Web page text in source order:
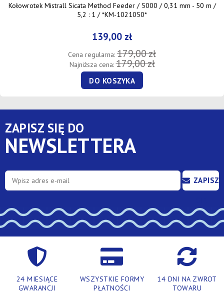
Kołowrotek Mistrall Sicata Method Feeder / 5000 / 0,31 mm - 50 m /
5,2 : 1 / *KM-1021050*
139,00 zł
Cena regularna: 179,00 zł
Najniższa cena:179,00 zł
DO KOSZYKA
ZAPISZ SIĘ DO
NEWSLETTERA
ZAPISZ
24 MIESIĄCE
GWARANCJI
WSZYSTKIE FORMY
PŁATNOŚCI
14 DNI NA ZWROT
TOWARU